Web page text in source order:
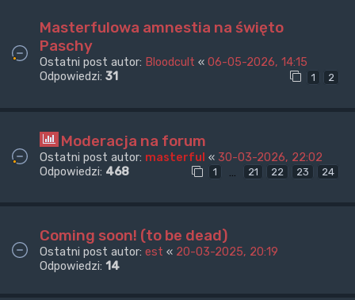
Masterfulowa amnestia na święto
Paschy
Ostatni post autor: Bloodcult « 06-05-2026, 14:15
Odpowiedzi: 31 1 2
Moderacja na forum
Ostatni post autor: masterful « 30-03-2026, 22:02
Odpowiedzi: 468 1 … 21 22 23 24
Coming soon! (to be dead)
Ostatni post autor: est « 20-03-2025, 20:19
Odpowiedzi: 14